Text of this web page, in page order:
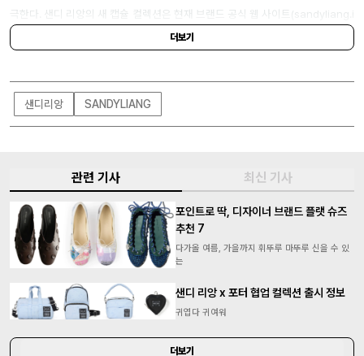
극한다. 샌디 리앙의 새 캡슐 컬렉션은 현재 브랜드 공식 웹 사이트(
sandyliang.i
nfo
더보기
샌디리앙 SANDYLIANG
관련 기사 최신 기사
포인트로 딱, 디자이너 브랜드 플랫 슈즈
추천 7
다가올 여름, 가을까지 휘뚜루 마뚜루 신을 수 있
는
샌디 리앙 x 포터 협업 컬렉션 출시 정보
귀엽다 귀여워
더보기